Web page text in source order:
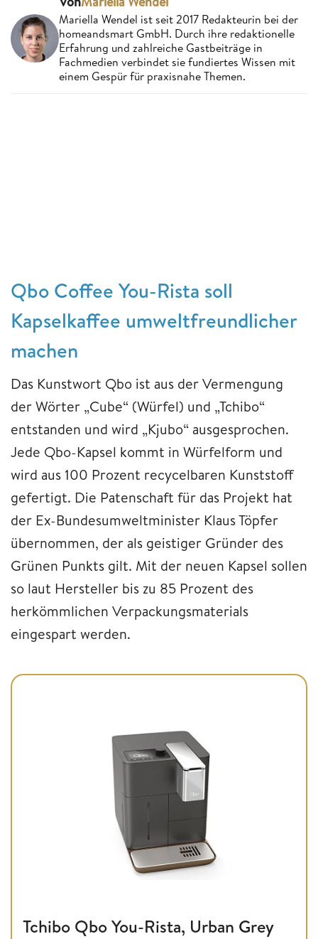
Mariella Wendel ist seit 2017 Redakteurin bei der
homeandsmart GmbH. Durch ihre redaktionelle
Erfahrung und zahlreiche Gastbeiträge in
Fachmedien verbindet sie fundiertes Wissen mit
einem Gespür für praxisnahe Themen.
Qbo Coffee You-Rista soll
Kapselkaffee umweltfreundlicher
machen
Das Kunstwort Qbo ist aus der Vermengung
der Wörter „Cube“ (Würfel) und „Tchibo“
entstanden und wird „Kjubo“ ausgesprochen.
Jede Qbo-Kapsel kommt in Würfelform und
wird aus 100 Prozent recycelbaren Kunststoff
gefertigt. Die Patenschaft für das Projekt hat
der Ex-Bundesumweltminister Klaus Töpfer
übernommen, der als geistiger Gründer des
Grünen Punkts gilt. Mit der neuen Kapsel sollen
so laut Hersteller bis zu 85 Prozent des
herkömmlichen Verpackungsmaterials
eingespart werden.
Tchibo Qbo You-Rista, Urban Grey